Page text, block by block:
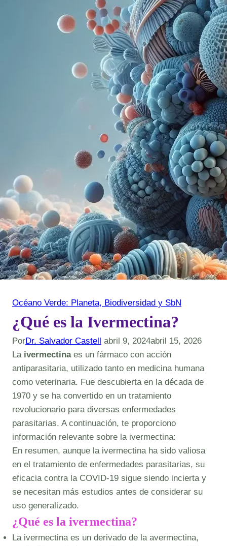
Océano Verde: Planeta, Biodiversidad y SbN
¿Qué es la Ivermectina?
PorDr. Salvador Castell abril 9, 2024abril 15, 2026
La ivermectinaes un fármaco con acción
antiparasitaria, utilizado tanto en medicina humana
como veterinaria. Fue descubierta en la década de
1970 y se ha convertido en un tratamiento
revolucionario para diversas enfermedades
parasitarias. A continuación, te proporciono
información relevante sobre la ivermectina:
En resumen, aunque la ivermectina ha sido valiosa
en el tratamiento de enfermedades parasitarias, su
eficacia contra la COVID-19 sigue siendo incierta y
se necesitan más estudios antes de considerar su
uso generalizado.
¿Qué es la ivermectina?
La ivermectina es un derivado de la avermectina,